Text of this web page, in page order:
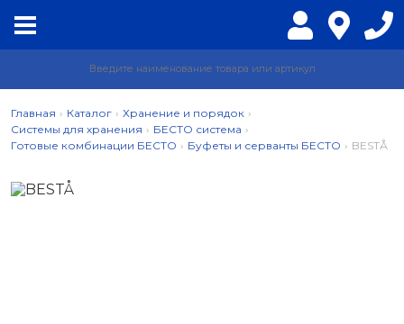
Главная › Каталог › Хранение и порядок ›
Системы для хранения › БЕСТО система ›
Готовые комбинации БЕСТО › Буфеты и серванты БЕСТО › BESTÅ